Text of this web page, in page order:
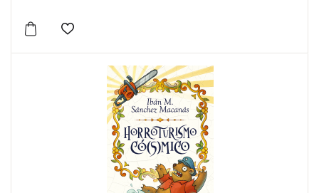
Este producto tiene múltiples variantes. Las
Añadir a la lista de deseos